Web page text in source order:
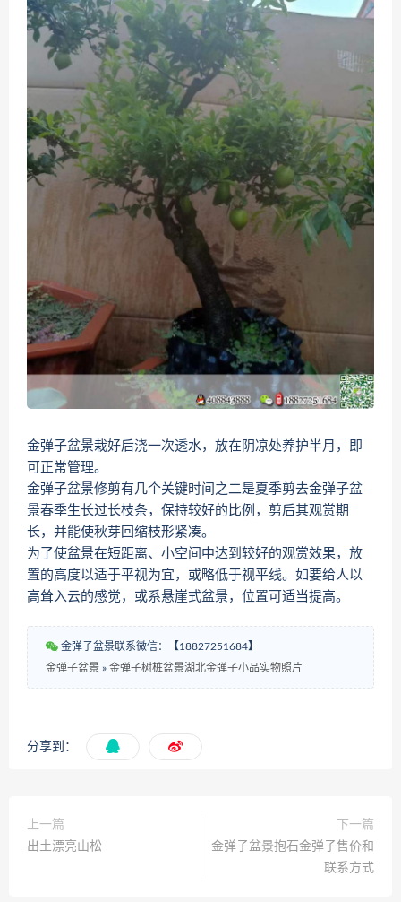
金弹子盆景栽好后浇一次透水，放在阴凉处养护半月，即
可正常管理。
金弹子盆景修剪有几个关键时间之二是夏季剪去金弹子盆
景春季生长过长枝条，保持较好的比例，剪后其观赏期
长，并能使秋芽回缩枝形紧凑。
为了使盆景在短距离、小空间中达到较好的观赏效果，放
置的高度以适于平视为宜，或略低于视平线。如要给人以
高耸入云的感觉，或系悬崖式盆景，位置可适当提高。
金弹子盆景联系微信：【18827251684】
金弹子盆景 » 金弹子树桩盆景湖北金弹子小品实物照片
分享到：
上一篇
出土漂亮山松
下一篇
金弹子盆景抱石金弹子售价和
联系方式